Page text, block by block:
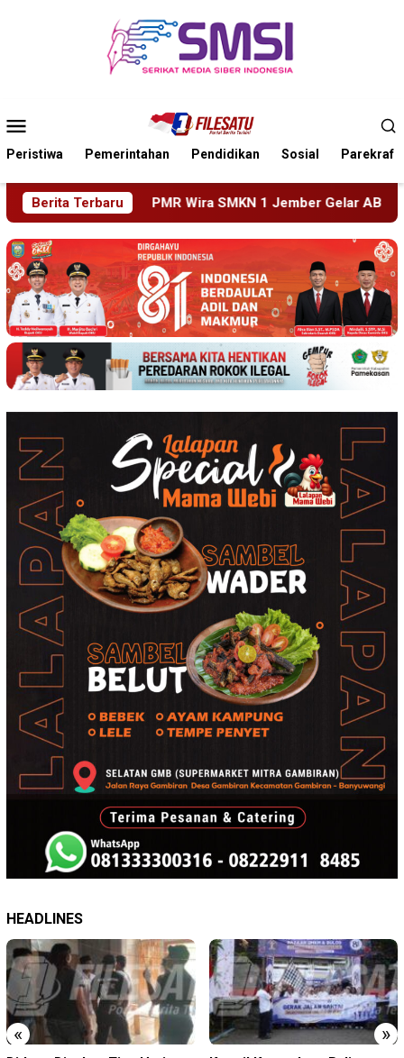
Mobile
Peristiwa Pemerintahan Pendidikan Sosial Parekraf
Berita Terbaru
Wira SMKN 1 Jember Gelar ABHINAYA 2026, Ajang
HEADLINES
« »